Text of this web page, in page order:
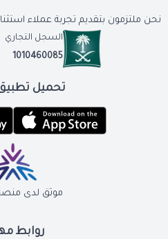
روابط
نحن ملتزمون بتقديم تجربة عملاء
السجل التجاري
1010460085
تحميل
موثق لدى